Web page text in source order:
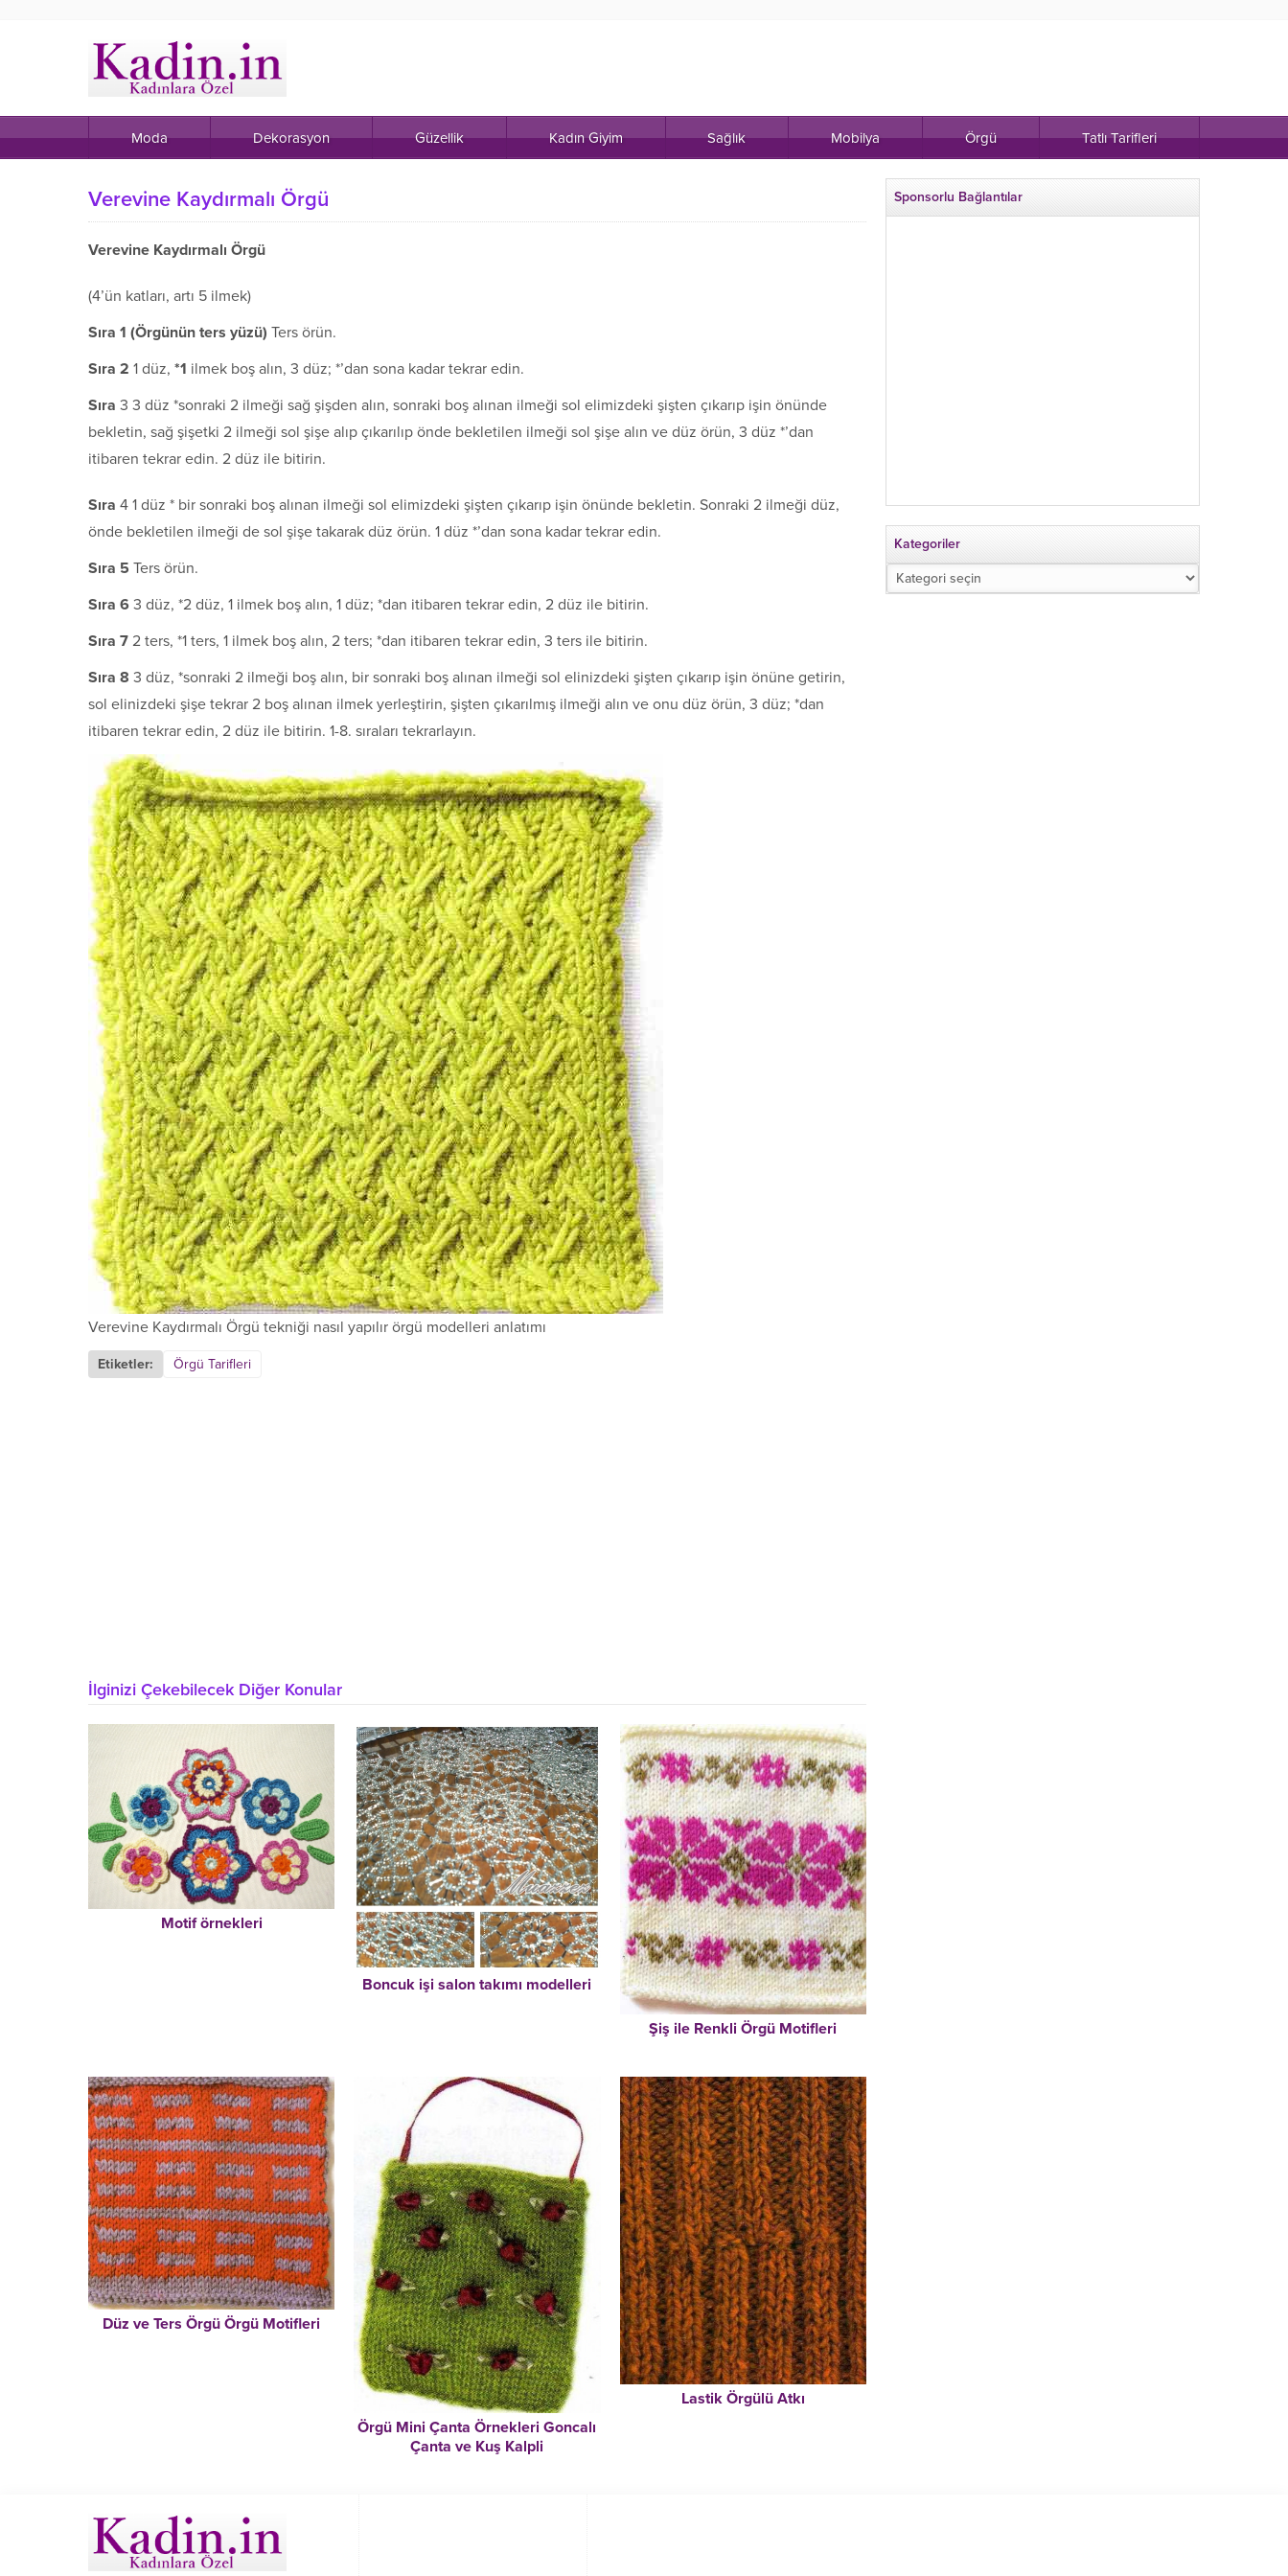
Moda Dekorasyon Güzellik Kadın Giyim Sağlık Mobilya Örgü Tatlı Tarifleri
Verevine Kaydırmalı Örgü
Verevine Kaydırmalı Örgü
(4’ün katları, artı 5 ilmek)
Sıra 1 (Örgünün ters yüzü) Ters örün.
Sıra 2 1 düz, *1 ilmek boş alın, 3 düz; *’dan sona kadar tekrar edin.
Sıra 3 3 düz *sonraki 2 ilmeği sağ şişden alın, sonraki boş alınan ilmeği sol elimizdeki şişten çıkarıp işin önünde
bekletin, sağ şişetki 2 ilmeği sol şişe alıp çıkarılıp önde bekletilen ilmeği sol şişe alın ve düz örün, 3 düz *’dan
itibaren tekrar edin. 2 düz ile bitirin.
Sıra 4 1 düz * bir son­raki boş alınan ilmeği sol elimizdeki şişten çıkarıp işin önünde bekletin. Sonraki 2 ilmeği düz,
önde bekletilen ilmeği de sol şişe takarak düz örün. 1 düz *’dan sona kadar tekrar edin.
Sıra 5 Ters örün.
Sıra 6 3 düz, *2 düz, 1 ilmek boş alın, 1 düz; *dan itibaren tekrar edin, 2 düz ile bitirin.
Sıra 7 2 ters, *1 ters, 1 ilmek boş alın, 2 ters; *dan itibaren tekrar edin, 3 ters ile bitirin.
Sıra 8 3 düz, *sonraki 2 ilmeği boş alın, bir son­raki boş alınan ilmeği sol elinizdeki şişten çıkarıp işin önüne getirin,
sol elinizdeki şişe tekrar 2 boş alınan ilmek yerleştirin, şişten çıkarılmış ilmeği alın ve onu düz örün, 3 düz; *dan
itibaren tekrar edin, 2 düz ile bitirin. 1-8. sıraları tekrarlayın.
Verevine Kaydırmalı Örgü tekniği nasıl yapılır örgü modelleri anlatımı
Etiketler: Örgü Tarifleri
İlginizi Çekebilecek Diğer Konular
Motif örnekleri
Boncuk işi salon takımı modelleri
Şiş ile Renkli Örgü Motifleri
Düz ve Ters Örgü Örgü Motifleri
Örgü Mini Çanta Örnekleri Goncalı
Çanta ve Kuş Kalpli
Lastik Örgülü Atkı
Sponsorlu Bağlantılar
Kategoriler
Kategoriler